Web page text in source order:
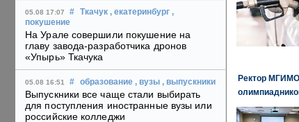
05.08 17:07 # Ткачук , екатеринбург ,
покушение
На Урале совершили покушение на
главу завода-разработчика дронов
«Упырь» Ткачука
05.08 16:51 # образование , вузы , выпускники
Выпускники все чаще стали выбирать
для поступления иностранные вузы или
российские колледжи
Ректор